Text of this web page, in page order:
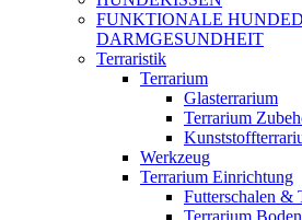
FUNKTIONALE
DARMGESUNDHEIT
Terraristik
Terrarium
Glasterrarium
Terrarium
Werkzeug
Terrarium Einrichtung
Futterschalen &
Terrarium